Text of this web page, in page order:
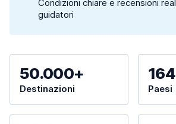
Condizioni chiare e recensioni
guidatori
50.000+
Destinazioni
164
Paesi